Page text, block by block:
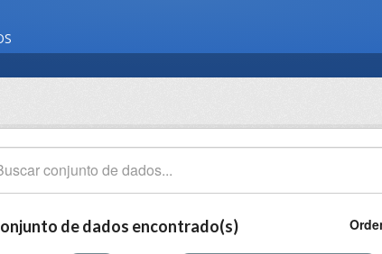
de dados encontrado(s)